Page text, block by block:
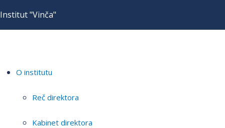
Institut "Vinča"
O institutu
Reč direktora
Kabinet direktora